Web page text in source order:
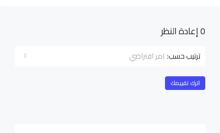
0 إعادة النظر
ترتيب حسب: امر افتراضي
اترك تقييمك